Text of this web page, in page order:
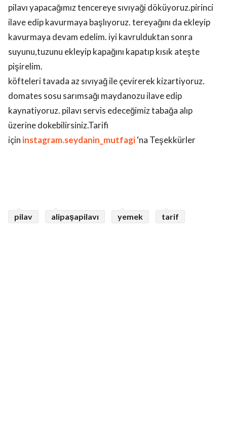
pilavı yapacağımız tencereye sıvıyaği döküyoruz.pirinci
ilave edip kavurmaya başlıyoruz. tereyağını da ekleyip
kavurmaya devam edelim. iyi kavrulduktan sonra
suyunu,tuzunu ekleyip kapağını kapatıp kısık ateşte
pişirelim.
köfteleri tavada az sıvıyağ ile çevirerek kizartiyoruz.
domates sosu sarımsağı maydanozu ilave edip
kaynatiyoruz. pilavı servis edeceğimiz tabağa alıp
üzerine dokebilirsiniz.Tarifi
için instagram.seydanin_mutfagi‘na Teşekkürler
pilav alipaşapilavı yemek tarif